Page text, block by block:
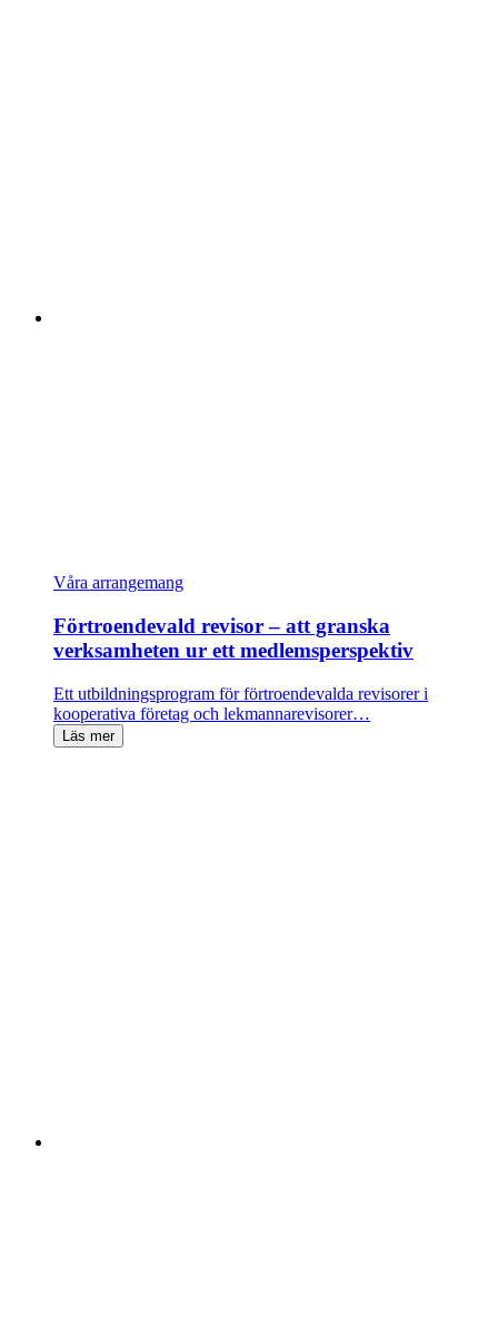
Våra arrangemang
Förtroendevald revisor – att granska
verksamheten ur ett medlemsperspektiv
Ett utbildningsprogram för förtroendevalda revisorer i
kooperativa företag och lekmannarevisorer…
Läs mer